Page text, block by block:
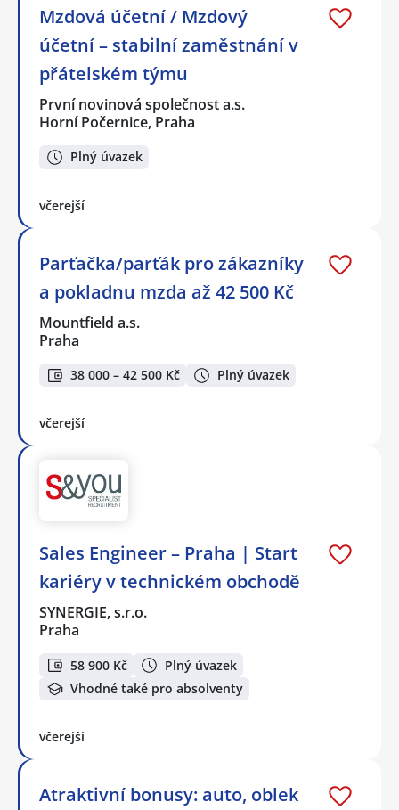
Mzdová účetní / Mzdový
účetní – stabilní zaměstnání v
přátelském týmu
První novinová společnost a.s.
Horní Počernice, Praha
Plný úvazek
včerejší
Parťačka/parťák pro zákazníky
a pokladnu mzda až 42 500 Kč
Mountfield a.s.
Praha
38 000 – 42 500 Kč Plný úvazek
včerejší
Sales Engineer – Praha | Start
kariéry v technickém obchodě
SYNERGIE, s.r.o.
Praha
58 900 Kč
Plný úvazek
Vhodné také pro absolventy
včerejší
Atraktivní bonusy: auto, oblek